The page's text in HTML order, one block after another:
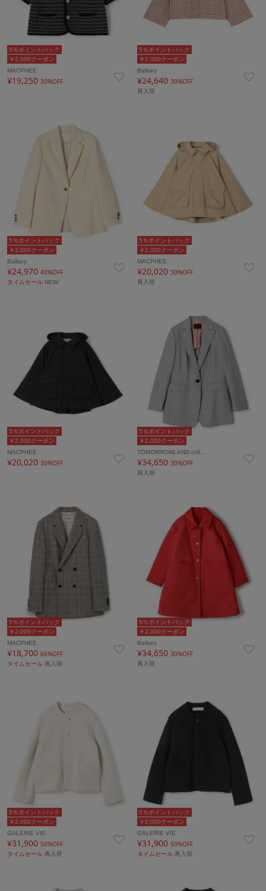
￥2,000クーポン
5％ポイントバック
MACPHEE
¥19,250 30%OFF
￥2,000クーポン
5％ポイントバック
Ballsey
¥24,64030%OFF
再入荷
￥2,000クーポン
5％ポイントバック
Ballsey
¥24,970 40%OFF
タイムセール NEW
￥2,000クーポン
5％ポイントバック
MACPHEE
¥20,02030%OFF
再入荷
￥2,000クーポン
5％ポイントバック
MACPHEE
¥20,020 30%OFF
￥2,000クーポン
5％ポイントバック
TOMORROWLAND coll…
¥34,650 30%OFF
再入荷
￥2,000クーポン
5％ポイントバック
MACPHEE
¥18,700 66%OFF
タイムセール 再入荷
￥2,000クーポン
5％ポイントバック
Ballsey
¥34,650 30%OFF
再入荷
￥2,000クーポン
5％ポイントバック
GALERIE VIE
¥31,900 50%OFF
タイムセール 再入荷
￥2,000クーポン
5％ポイントバック
GALERIE VIE
¥31,90050%OFF
タイムセール再入荷